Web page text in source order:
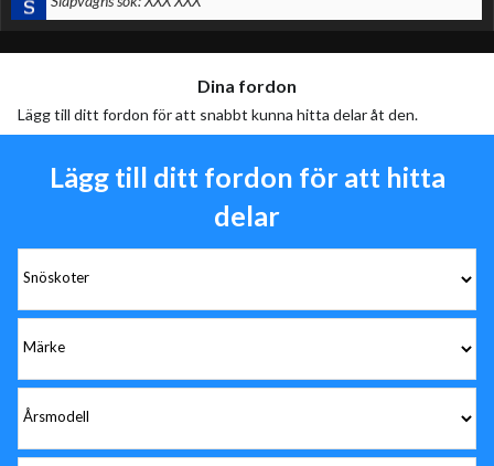
Dina fordon
Lägg till ditt fordon för att snabbt kunna hitta delar åt den.
Lägg till ditt fordon för att hitta
delar